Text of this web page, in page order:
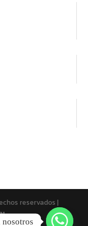
reservados |
nosotros